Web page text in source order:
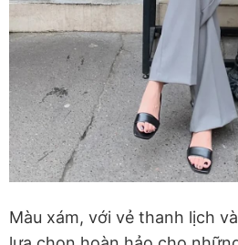
Màu xám, với vẻ thanh lịch